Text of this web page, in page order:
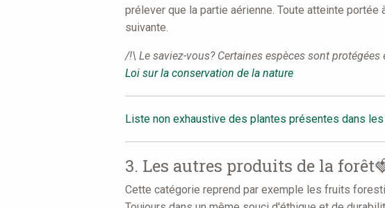
prélever que la partie aérienne. Toute atteinte
suivante.
/!\ Le saviez-vous? Certaines espèces sont
Loi sur la conservation de la nature
Liste non exhaustive des plantes présentes dans
3. Les autres produits de la
Cette catégorie reprend par exemple les fruits